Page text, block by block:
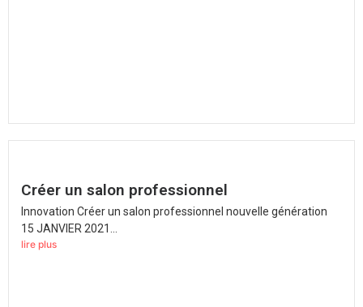
Créer un salon professionnel
Innovation Créer un salon professionnel nouvelle génération
15 JANVIER 2021...
lire plus